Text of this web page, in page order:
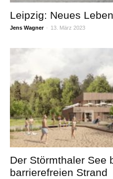
Leipzig: Neues
Jens Wagner - 13. März 2023
Der Störmthaler See
barrierefreien Strand